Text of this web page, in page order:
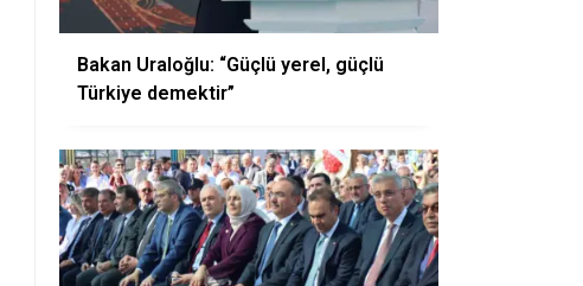
Bakan Uraloğlu: “Güçlü yerel, güçlü
Türkiye demektir”